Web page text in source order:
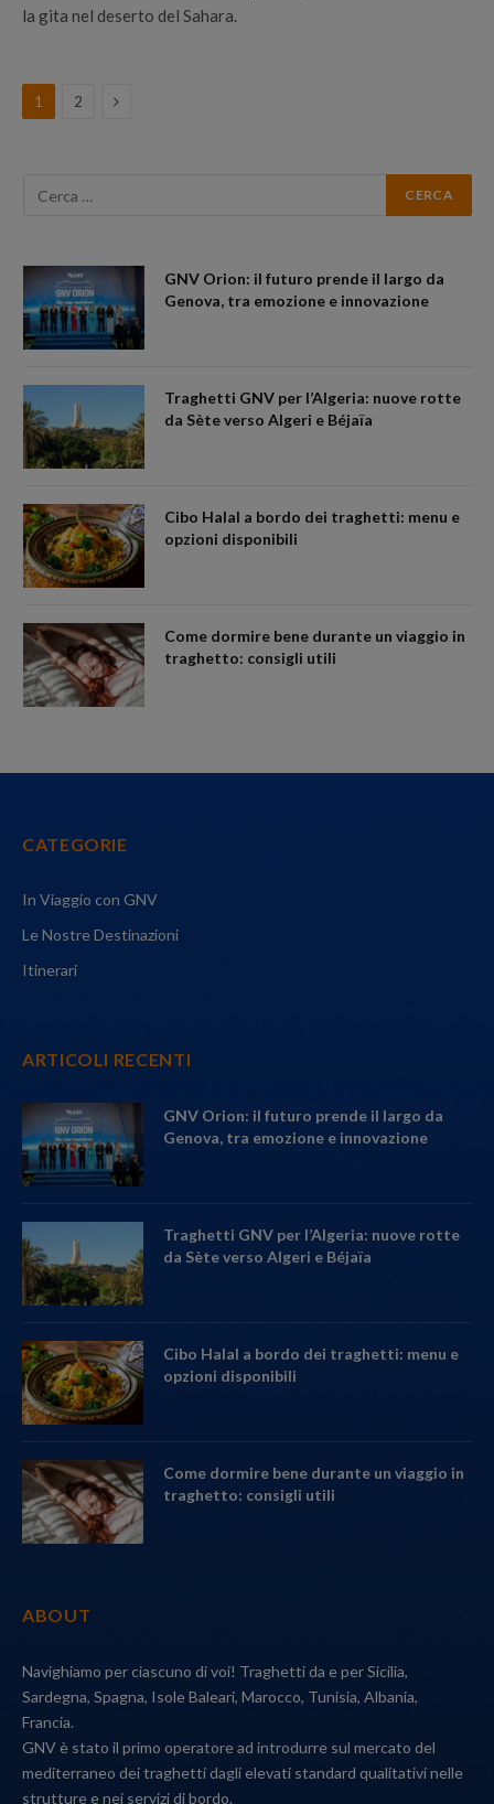
la gita nel deserto del Sahara.
1 2 Next
GNV Orion: il futuro prende il largo da
Genova, tra emozione e innovazione
Traghetti GNV per l’Algeria: nuove rotte
da Sète verso Algeri e Béjaïa
Cibo Halal a bordo dei traghetti: menu e
opzioni disponibili
Come dormire bene durante un viaggio in
traghetto: consigli utili
CATEGORIE
In Viaggio con GNV
Le Nostre Destinazioni
Itinerari
ARTICOLI RECENTI
GNV Orion: il futuro prende il largo da
Genova, tra emozione e innovazione
Traghetti GNV per l’Algeria: nuove rotte
da Sète verso Algeri e Béjaïa
Cibo Halal a bordo dei traghetti: menu e
opzioni disponibili
Come dormire bene durante un viaggio in
traghetto: consigli utili
ABOUT
Navighiamo per ciascuno di voi! Traghetti da e per Sicilia,
Sardegna, Spagna, Isole Baleari, Marocco, Tunisia, Albania,
Francia.
GNV è stato il primo operatore ad introdurre sul mercato del
mediterraneo dei traghetti dagli elevati standard qualitativi nelle
strutture e nei servizi di bordo.